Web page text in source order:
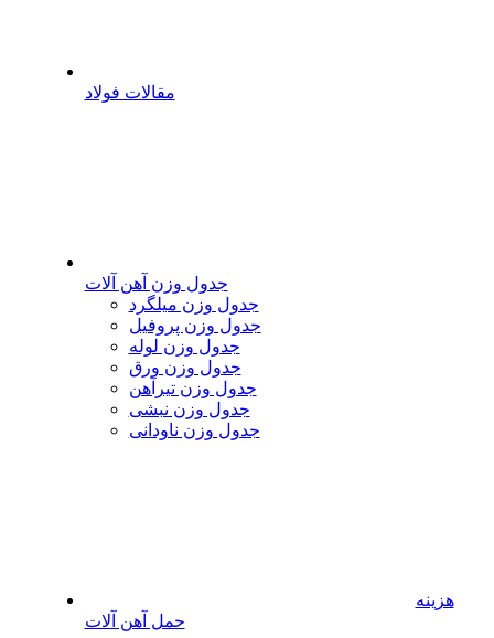
مقالات فولاد
جدول وزن آهن آلات
جدول وزن میلگرد
جدول وزن پروفیل
جدول وزن لوله
جدول وزن ورق
جدول وزن تیرآهن
جدول وزن نبشی
جدول وزن ناودانی
هزینه
حمل آهن آلات